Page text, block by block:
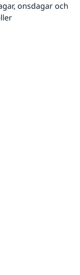
onsdagar och